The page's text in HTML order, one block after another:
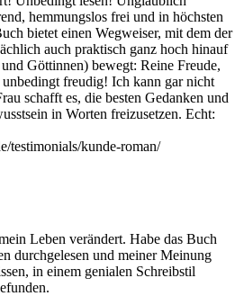
hemmungslos frei und in höchsten
bietet einen Wegweiser, mit dem der
auch praktisch ganz hoch hinauf
Göttinnen) bewegt: Reine Freude,
freudig! Ich kann gar nicht
schafft es, die besten Gedanken und
in Worten freizusetzen. Echt:
testimonials/kunde-roman/
Leben verändert. Habe das Buch
durchgelesen und meiner Meinung
in einem genialen Schreibstil